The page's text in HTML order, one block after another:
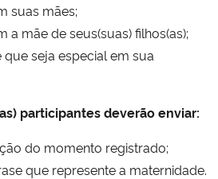
suas mães;
a mãe de seus(suas) filhos(as);
seja especial em sua
participantes deverão enviar:
do momento registrado;
que represente a maternidade.